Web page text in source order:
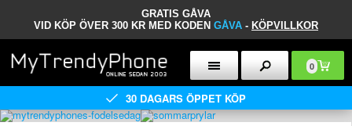
GRATIS GÅVA
VID KÖP ÖVER 300 KR MED KODEN GÅVA - KÖPVILLKOR
0
30 DAGARS ÖPPET KÖP